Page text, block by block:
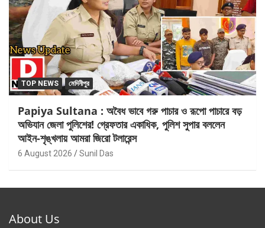
TOP NEWS মেদিনীপুর
Papiya Sultana : অবৈধ ভাবে গরু পাচার ও রূপো পাচারে বড়
অভিযান জেলা পুলিশের! গ্রেফতার একাধিক, পুলিশ সুপার বললেন
আইন-শৃঙ্খলায় আমরা জিরো টলারেন্স
6 August 2026 Sunil Das
About Us